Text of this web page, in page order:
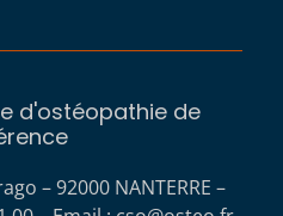
d'ostéopathie de
– 92000 NANTERRE –